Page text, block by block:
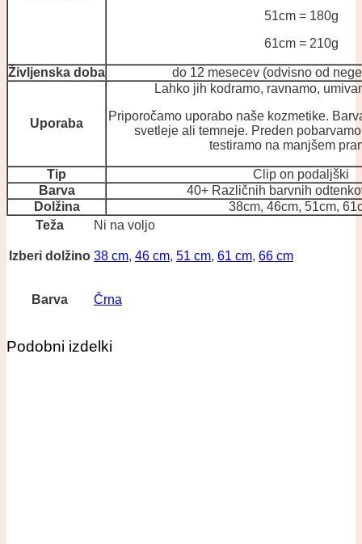
51cm = 180g
61cm = 210g
Življenska doba do 12 mesecev (odvisno od
Uporaba
Lahko jih kodramo, ravnamo,
Priporočamo uporabo naše kozmetike.
svetleje ali temneje. Preden
testiramo na manjšem
Tip
Clip on podaljški
Barva
40+ Različnih barvnih
Dolžina
38cm, 46cm, 51cm,
Teža
Ni na voljo
Izberi dolžino 38 cm, 46 cm, 51 cm, 61 cm, 66 cm
Barva Črna
Podobni izdelki